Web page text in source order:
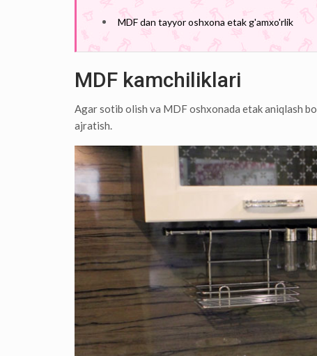
MDF dan tayyor oshxona etak g'amxo'rlik
MDF kamchiliklari
Agar sotib olish va MDF oshxonada etak aniqlash
ajratish.